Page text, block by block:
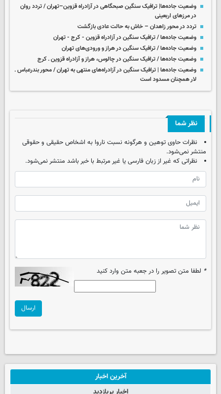
وضعیت جاده‌ها| ترافیک سنگین صبحگاهی در آزادراه قزوین–تهران / تردد روان
در مرزهای اربعینی
تردد در محور زاهدان – خاش به حالت عادی بازگشت
وضعیت جاده‌ها / ترافیک سنگین در آزادراه قزوین - کرج - تهران
وضعیت جاده‌ها / ترافیک سنگین در هراز و ورودی‌های تهران
وضعیت جاده‌ها / ترافیک سنگین در چالوس، هراز و آزادراه قزوین ـ کرج
وضعیت جاده‌ها | ترافیک سنگین در آزادراه‌های منتهی به تهران / محور بندرعباس ـ
لار همچنان مسدود است
نظر شما
نظرات حاوی توهین و هرگونه نسبت ناروا به اشخاص حقیقی و حقوقی
منتشر نمی‌شود.
نظراتی که غیر از زبان فارسی یا غیر مرتبط با خبر باشد منتشر نمی‌شود.
* لطفا متن تصویر را در جعبه متن وارد کنید
ارسال
آخرین اخبار
اخبار پربازدید